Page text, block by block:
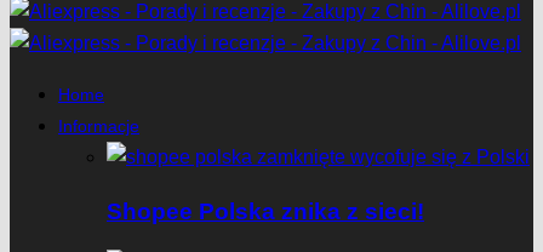
Home
Informacje
Shopee Polska znika z sieci!